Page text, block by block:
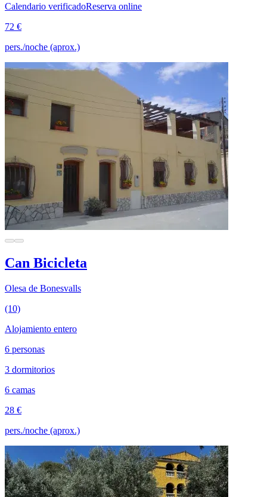
Calendario verificadoReserva online
72 €
pers./noche (aprox.)
Can Bicicleta
Olesa de Bonesvalls
(10)
Alojamiento entero
6 personas
3 dormitorios
6 camas
28 €
pers./noche (aprox.)